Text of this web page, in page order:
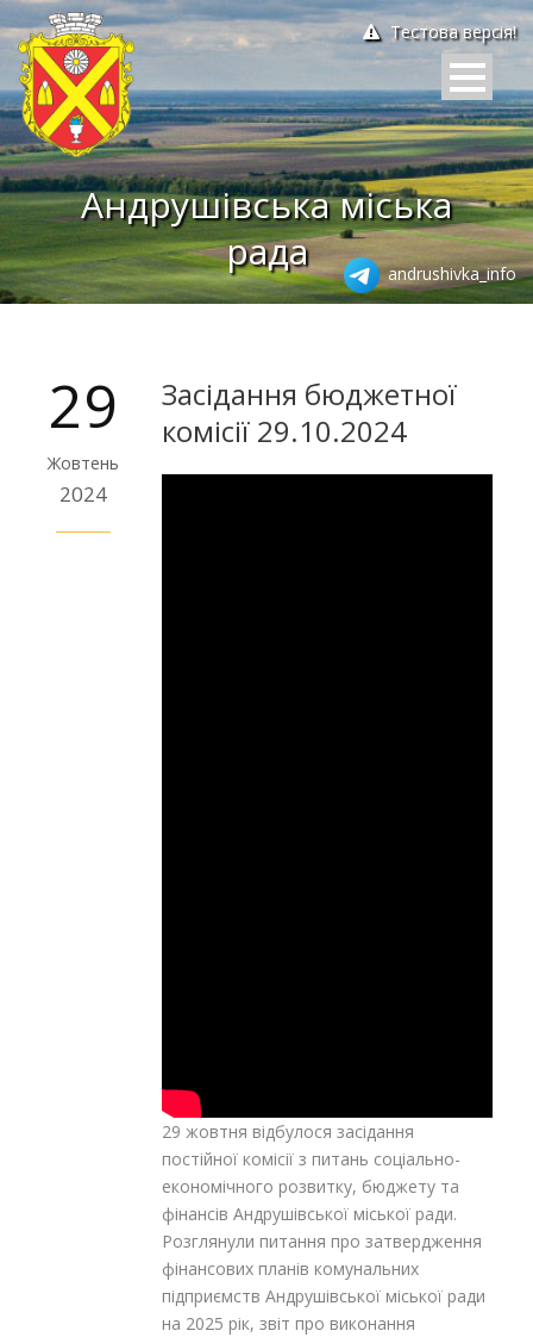
Тестова версія!
Андрушівська міська
рада
andrushivka_info
29
Жовтень
2024
Засідання бюджетної
комісії 29.10.2024
29 жовтня відбулося засідання
постійної комісії з питань соціально-
економічного розвитку, бюджету та
фінансів Андрушівської міської ради.
Розглянули питання про затвердження
фінансових планів комунальних
підприємств Андрушівської міської ради
на 2025 рік, звіт про виконання